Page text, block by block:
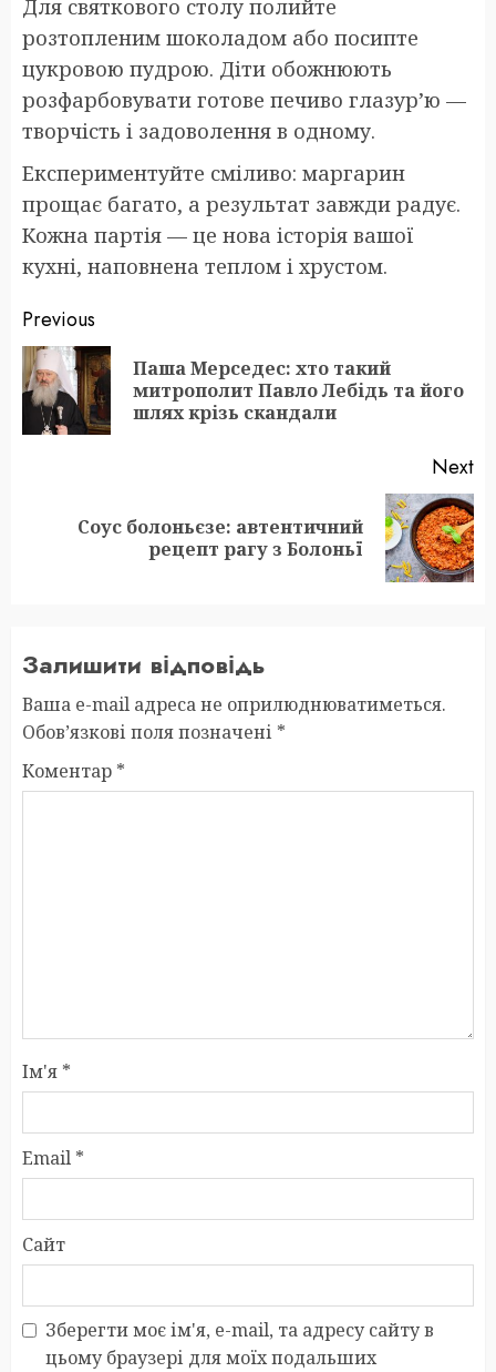
Для святкового столу полийте
розтопленим шоколадом або посипте
цукровою пудрою. Діти обожнюють
розфарбовувати готове печиво глазур’ю —
творчість і задоволення в одному.
Експериментуйте сміливо: маргарин
прощає багато, а результат завжди радує.
Кожна партія — це нова історія вашої
кухні, наповнена теплом і хрустом.
Post
navigation
Previous
Паша Мерседес: хто такий
митрополит Павло Лебідь та його
шлях крізь скандали
Next
Соус болоньєзе: автентичний
рецепт рагу з Болоньї
Залишити відповідь
Ваша e-mail адреса не оприлюднюватиметься.
Обов’язкові поля позначені *
Коментар *
Ім'я *
Email *
Сайт
Зберегти моє ім'я, e-mail, та адресу сайту в
цьому браузері для моїх подальших